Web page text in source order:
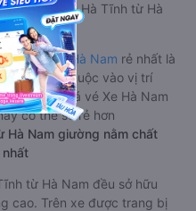
Can Lộc - Hà Tĩnh từ Hà
Hà Tĩnh từ Hà Nam rẻ nhất là
Tùy thuộc vào vị trí
mãi, giá vé Xe Hà Nam
có thể sẽ rẻ hơn
Hà Nam giường nằm chất
nhất
từ Hà Nam đều sở hữu
cao. Trên xe được trang bị